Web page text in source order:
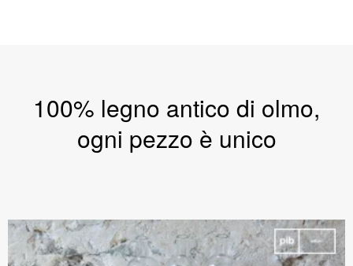
100% legno antico di olmo,
ogni pezzo è unico